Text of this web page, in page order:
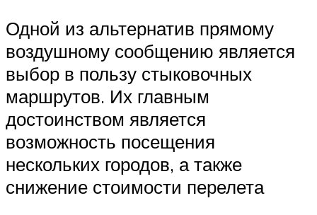
Одной из альтернатив прямому
воздушному сообщению является
выбор в пользу стыковочных
маршрутов. Их главным
достоинством является
возможность посещения
нескольких городов, а также
снижение стоимости перелета